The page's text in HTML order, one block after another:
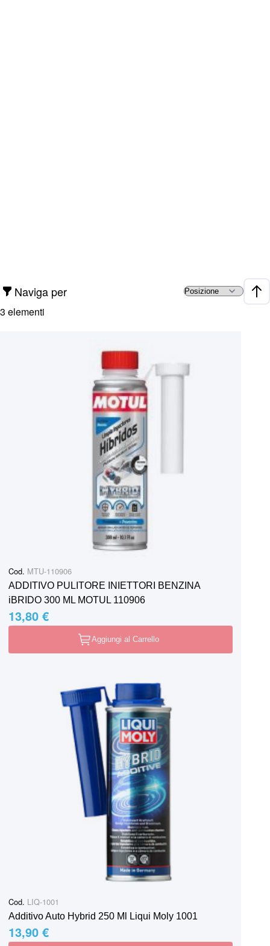
Naviga per
3 elementi
Cod. MTU-110906
ADDITIVO PULITORE INIETTORI BENZINA
iBRIDO 300 ML MOTUL 110906
13,80 €
Aggiungi al Carrello
Cod. LIQ-1001
Additivo Auto Hybrid 250 Ml Liqui Moly 1001
13,90 €